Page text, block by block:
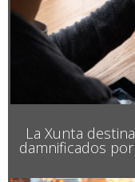
La Xunta
damnificados